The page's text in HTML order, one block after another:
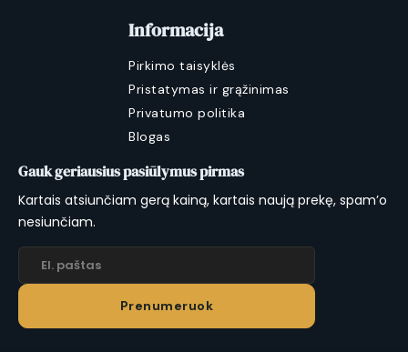
Informacija
Pirkimo taisyklės
Pristatymas ir grąžinimas
Privatumo politika
Blogas
Gauk geriausius pasiūlymus pirmas
Kartais atsiunčiam gerą kainą, kartais naują prekę, spam’o
nesiunčiam.
Prenumeruok